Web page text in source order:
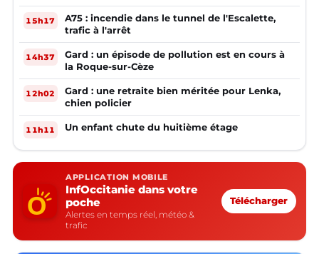
15h17
A75 : incendie dans le tunnel de l'Escalette,
trafic à l'arrêt
14h37
Gard : un épisode de pollution est en cours à
la Roque-sur-Cèze
12h02
Gard : une retraite bien méritée pour Lenka,
chien policier
11h11 Un enfant chute du huitième étage
APPLICATION MOBILE
InfOccitanie dans votre
poche
Alertes en temps réel, météo &
trafic
Télécharger